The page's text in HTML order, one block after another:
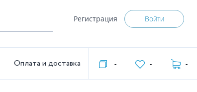
Регистрация Войти
Оплата и доставка - - -